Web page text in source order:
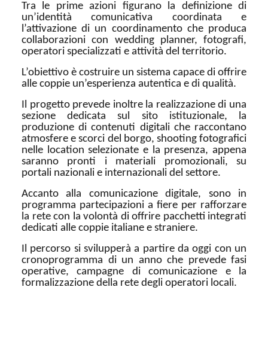
Tra le prime azioni figurano la definizione di
un’identità comunicativa coordinata e
l’attivazione di un coordinamento che produca
collaborazioni con wedding planner, fotografi,
operatori specializzati e attività del territorio.
L’obiettivo è costruire un sistema capace di offrire
alle coppie un’esperienza autentica e di qualità.
Il progetto prevede inoltre la realizzazione di una
sezione dedicata sul sito istituzionale, la
produzione di contenuti digitali che raccontano
atmosfere e scorci del borgo, shooting fotografici
nelle location selezionate e la presenza, appena
saranno pronti i materiali promozionali, su
portali nazionali e internazionali del settore.
Accanto alla comunicazione digitale, sono in
programma partecipazioni a fiere per rafforzare
la rete con la volontà di offrire pacchetti integrati
dedicati alle coppie italiane e straniere.
Il percorso si svilupperà a partire da oggi con un
cronoprogramma di un anno che prevede fasi
operative, campagne di comunicazione e la
formalizzazione della rete degli operatori locali.